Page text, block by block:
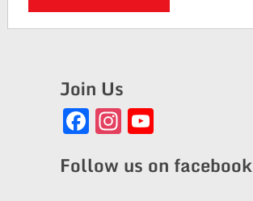
Join Us
Facebook
Instagram
YouTube
Follow us on facebook